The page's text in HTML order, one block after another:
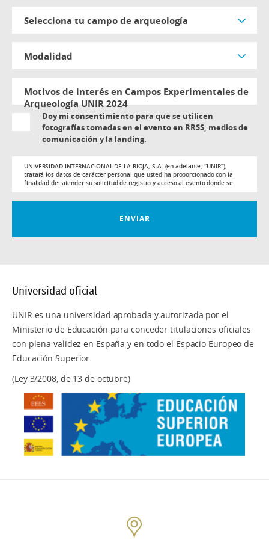
selecciona tu campo de arqueología
modalidad
Motivos de interés en Campos Experimentales de
Arqueología UNIR 2024
Doy mi consentimiento para que se utilicen
fotografías tomadas en el evento en RRSS, medios de
comunicación y la landing.
UNIVERSIDAD INTERNACIONAL DE LA RIOJA, S.A. (en adelante, “UNIR”),
tratará los datos de carácter personal que usted ha proporcionado con la
finalidad de: atender su solicitud de registro y acceso al evento donde se
así como para mantenerle informado de nuestra actividad.
Usted podrá revocar el consentimiento otorgado, así como ejercitar los
derechos reconocidos en los artículos 15 a 22 del Reglamento (UE) 2016/679,
ENVIAR
Universidad oficial
UNIR es una universidad aprobada y autorizada por el
Ministerio de Educación para conceder titulaciones oficiales
con plena validez en España y en todo el Espacio Europeo de
Educación Superior.
(Ley 3/2008, de 13 de octubre)